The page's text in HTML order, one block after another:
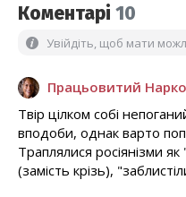
Коментарі 10
Увійдіть, щоб мати
Працьовитий
Твір цілком собі
вподоби, однак варто
Траплялися росіянізми
(замість крізь),